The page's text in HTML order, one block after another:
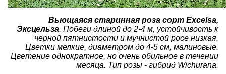
Вьющаяся старинная роза сорт Excelsa,
Эксцельза. Побеги длиной до 2-4 м, устойчивость к
черной пятнистости и мучнистой росе низкая.
Цветки мелкие, диаметром до 4-5 см, малиновые.
Цветение однократное, но очень обильное в течении
месяца. Тип розы - гибрид Wichurana.